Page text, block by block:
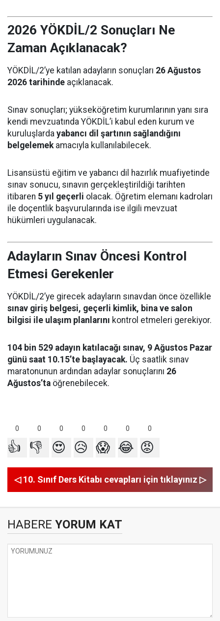
2026 YÖKDİL/2 Sonuçları Ne
Zaman Açıklanacak?
YÖKDİL/2’ye katılan adayların sonuçları 26 Ağustos
2026 tarihinde açıklanacak.
Sınav sonuçları; yükseköğretim kurumlarının yanı sıra
kendi mevzuatında YÖKDİL’i kabul eden kurum ve
kuruluşlarda yabancı dil şartının sağlandığını
belgelemekamacıyla kullanılabilecek.
Lisansüstü eğitim ve yabancı dil hazırlık muafiyetinde
sınav sonucu, sınavın gerçekleştirildiği tarihten
itibaren 5 yıl geçerli olacak. Öğretim elemanı kadroları
ile doçentlik başvurularında ise ilgili mevzuat
hükümleri uygulanacak.
Adayların Sınav Öncesi Kontrol
Etmesi Gerekenler
YÖKDİL/2’ye girecek adayların sınavdan önce özellikle
sınav giriş belgesi, geçerli kimlik, bina ve salon
bilgisi ile ulaşım planlarını kontrol etmeleri gerekiyor.
104 bin 529 adayın katılacağı sınav, 9 Ağustos Pazar
günü saat 10.15’te başlayacak. Üç saatlik sınav
maratonunun ardından adaylar sonuçlarını 26
Ağustos’ta öğrenebilecek.
0 0 0 0 0 0 0
👍 👎 😍 😥 😱 😂 😡
◁ 10. Sınıf Ders Kitabı cevapları için tıklayınız ▷
HABERE YORUM KAT